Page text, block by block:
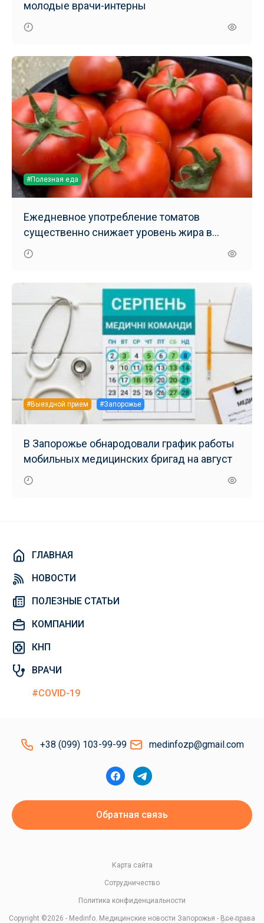
молодые врачи-интерны
#Полезная еда
Ежедневное употребление томатов
существенно снижает уровень жира в
печени – результаты нового исследования
#Выездной прием #Запорожье
В Запорожье обнародовали график работы
мобильных медицинских бригад на август
ГЛАВНАЯ
НОВОСТИ
ПОЛЕЗНЫЕ СТАТЬИ
КОМПАНИИ
КНП
ВРАЧИ
#COVID-19
+38 (099) 103-99-99 medinfozp@gmail.com
Обратная связь
Copyright ©2026 - Medinfo. Медицинские новости Запорожья - Все права
Политика конфиденциальности
Сотрудничество
Карта сайта